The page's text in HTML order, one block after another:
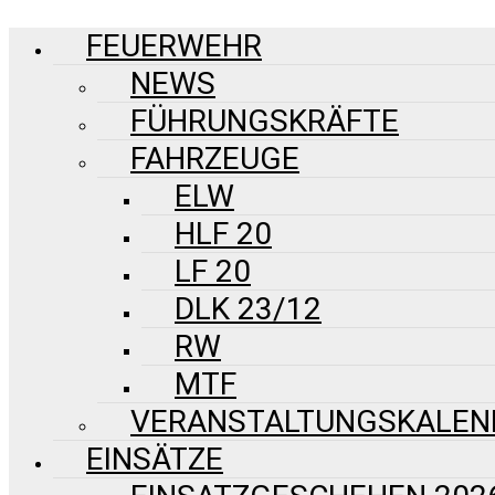
FEUERWEHR
NEWS
FÜHRUNGSKRÄFTE
FAHRZEUGE
ELW
HLF 20
LF 20
DLK 23/12
RW
MTF
EINSÄTZE